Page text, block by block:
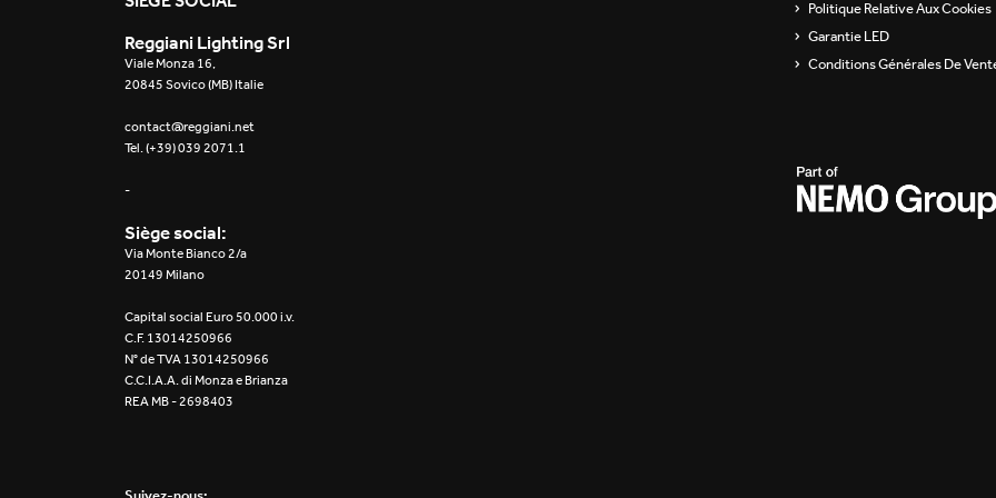
Reggiani Lighting Srl
Viale Monza 16,
20845 Sovico (MB) Italie
contact@reggiani.net
Tel. (+39) 039 2071.1
-
Siège social:
Via Monte Bianco 2/a
20149 Milano
Capital social Euro 50.000 i.v.
C.F. 13014250966
N° de TVA 13014250966
C.C.I.A.A. di Monza e Brianza
REA MB - 2698403
Politique Relative Aux Cookies
Garantie LED
Conditions Générales De